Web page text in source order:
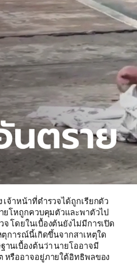
จ้าหน้าที่ตำรวจได้ถูกเรียกตัว
ยโหถูกควบคุมตัวและพาตัวไป
โดยในเบื้องต้นยังไม่มีการเปิด
ตุการณ์นี้เกิดขึ้นจากสาเหตุใด
นเบื้องต้นว่า นายโออาจมี
รืออาจอยู่ภายใต้อิทธิพลของ